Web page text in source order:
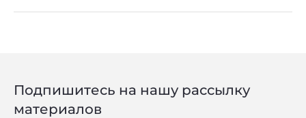
Подпишитесь на нашу рассылку
материалов